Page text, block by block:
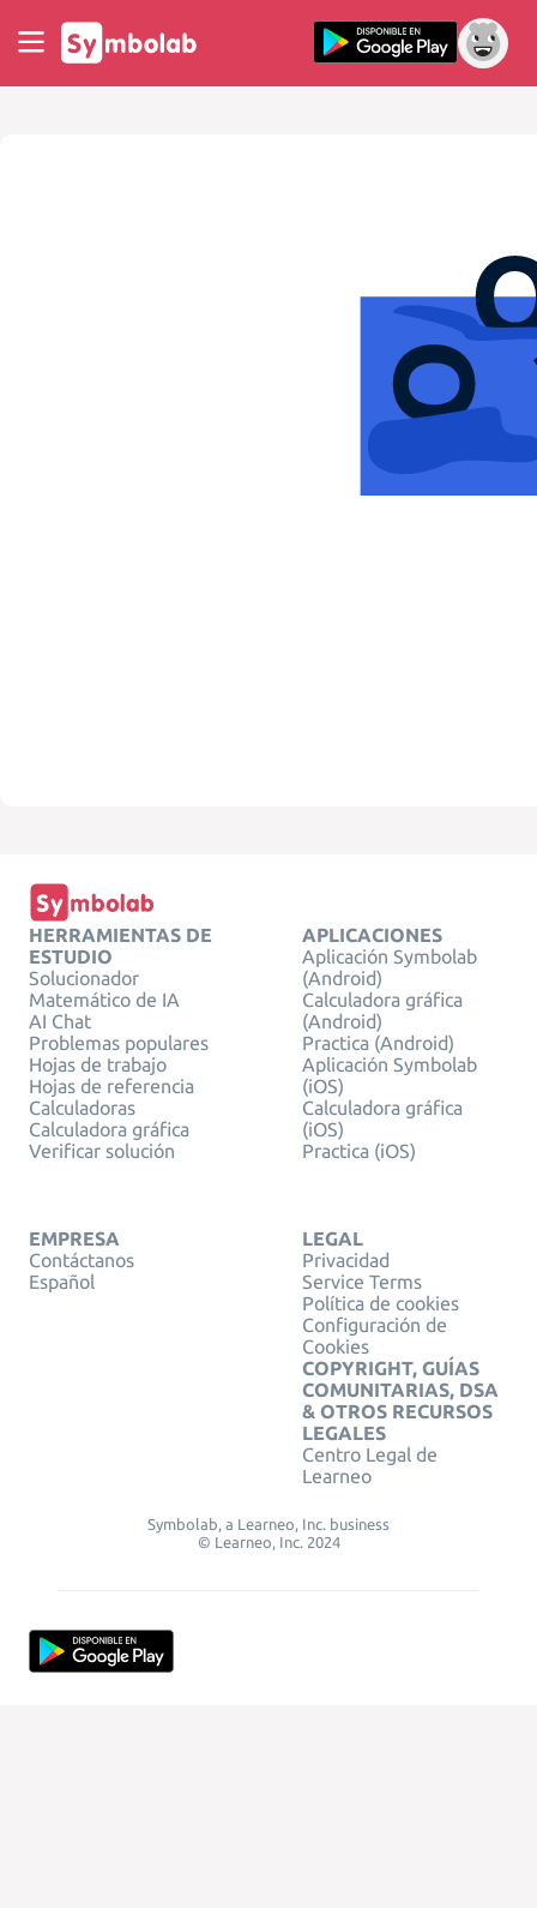
HERRAMIENTAS DE
ESTUDIO
Solucionador
Matemático de IA
AI Chat
Problemas populares
Hojas de trabajo
Hojas de referencia
Calculadoras
Calculadora gráfica
Verificar solución
APLICACIONES
Aplicación Symbolab
(Android)
Calculadora gráfica
(Android)
Practica (Android)
Aplicación Symbolab
(iOS)
Calculadora gráfica
(iOS)
Practica (iOS)
EMPRESA
Contáctanos
Español
LEGAL
Privacidad
Service Terms
Política de cookies
Configuración de
Cookies
COPYRIGHT, GUÍAS
COMUNITARIAS, DSA
& OTROS RECURSOS
LEGALES
Centro Legal de
Learneo
Symbolab, a Learneo, Inc. business
© Learneo, Inc. 2024